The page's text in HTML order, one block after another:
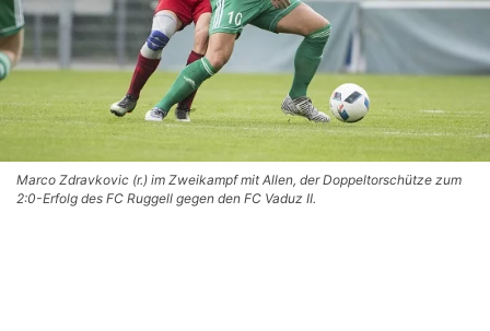
Marco Zdravkovic (r.) im Zweikampf mit Allen, der Doppeltorschütze zum
2:0-Erfolg des FC Ruggell gegen den FC Vaduz II.